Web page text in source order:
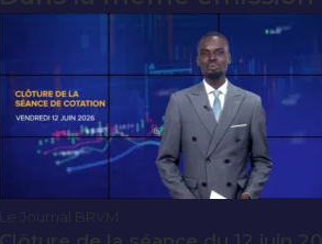
Le Journal BRVM